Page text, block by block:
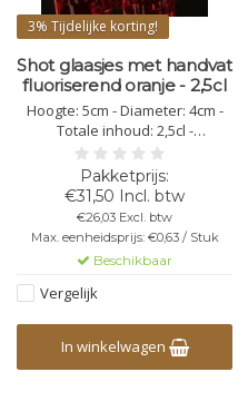
3% Tijdelijke korting!
Shot glaasjes met handvat
fluoriserend oranje - 2,5cl
Hoogte: 5cm - Diameter: 4cm -
Totale inhoud: 2,5cl -
fluoriserend oranje - kunststof
polycarbonaat -
vaatwasbestendig -
herbruikbaar - bedrukking
mogelijk - onbreekbaar - niet
stapelbaar
€31,50 Incl. btw
€26,03 Excl. btw
Max. eenheidsprijs: €0,63 / Stuk
Beschikbaar
Vergelijk
In winkelwagen